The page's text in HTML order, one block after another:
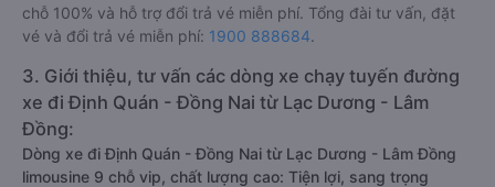
chỗ 100% và hỗ trợ đổi trả vé miễn phí. Tổng đài tư vấn, đặt
vé và đổi trả vé miễn phí: 1900 888684.
3. Giới thiệu, tư vấn các dòng xe chạy tuyến đường
xe đi Định Quán - Đồng Nai từ Lạc Dương - Lâm
Đồng:
Dòng xe đi Định Quán - Đồng Nai từ Lạc Dương - Lâm Đồng
limousine 9 chỗ vip, chất lượng cao: Tiện lợi, sang trọng